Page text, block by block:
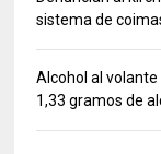
sistema de
Alcohol al volante
1,33 gramos de